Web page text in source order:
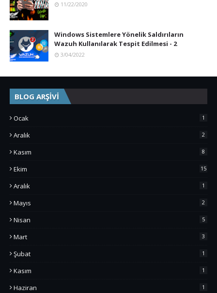
11/22/2020
Windows Sistemlere Yönelik Saldırıların
Wazuh Kullanılarak Tespit Edilmesi - 2
3/04/2022
BLOG ARŞİVİ
Ocak 1
Aralık 2
Kasım 8
Ekim 15
Aralık 1
Mayıs 2
Nisan 5
Mart 3
Şubat 1
Kasım 1
Haziran 1